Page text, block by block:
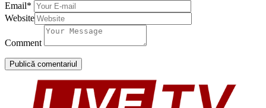
Email*
Website
Comment